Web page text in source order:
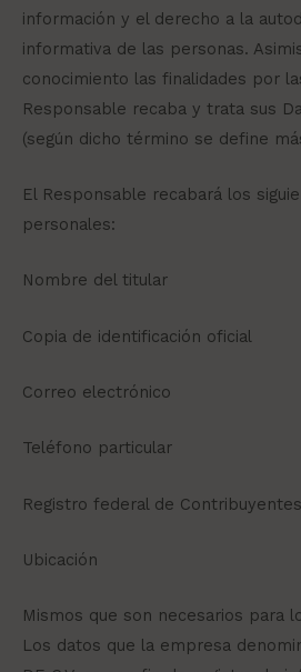
información y el derecho a la
informativa de las personas.
conocimiento las finalidades por
Responsable recaba y trata sus
(según dicho término se define
El Responsable recabará los
personales:
Nombre del titular
Copia de identificación oficial
Correo electrónico
Teléfono particular
Registro federal de Contribuyentes
Ubicación
Mismos que son necesarios para
Los datos que la empresa